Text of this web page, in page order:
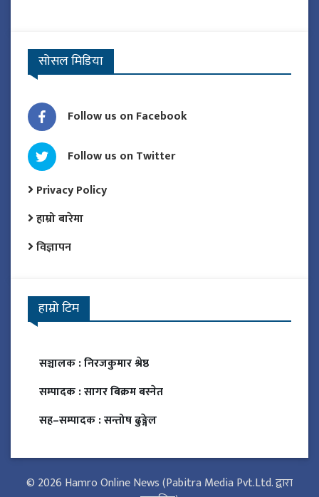
सोसल मिडिया
Follow us on Facebook
Follow us on Twitter
Privacy Policy
हाम्रो बारेमा
विज्ञापन
हाम्रो टिम
सञ्चालक :निरजकुमार श्रेष्ठ
सम्पादक :सागर बिक्रम बस्नेत
सह–सम्पादक :सन्तोष ढुङ्गेल
© 2026 Hamro Online News (Pabitra Media Pvt.Ltd. द्वारा